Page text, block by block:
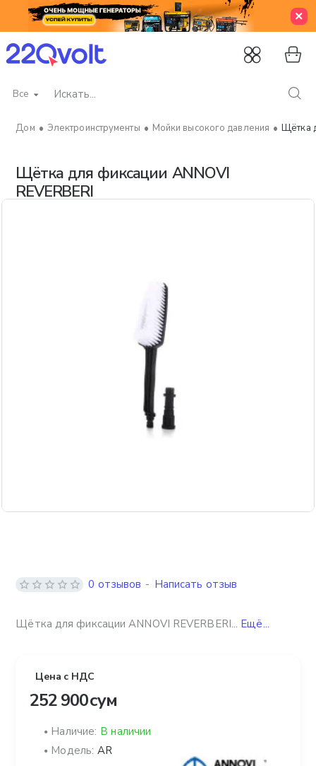
Все
Искать...
Щётка для фиксации ANNOVI
REVERBERI
Электроинструменты Мойки высокого давления Щётка
Щётка для фиксации ANNOVI REVERBERI... Ещё...
0 отзывов - Написать отзыв
Цена с НДС
252 900 сум
Наличие: В наличии
Модель: AR